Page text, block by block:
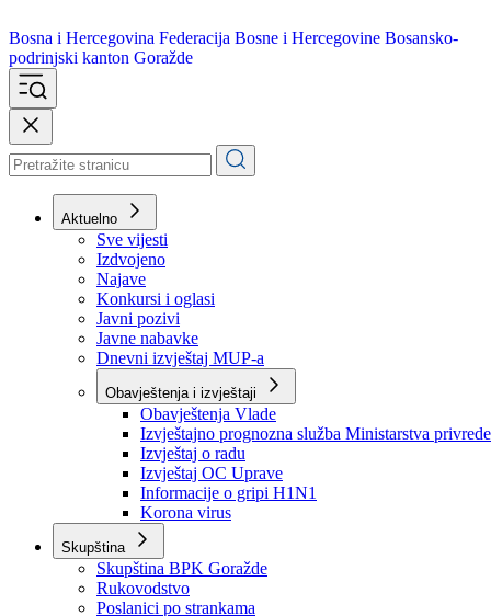
Bosna i Hercegovina
podrinjski kanton Goražde
Aktuelno
Sve vijesti
Izdvojeno
Najave
Konkursi i oglasi
Javni pozivi
Javne nabavke
Dnevni izvještaj MUP-a
Obavještenja i izvještaji
Obavještenja Vlade
Izvještajno prognozna služba Ministarstva privrede
Izvještaj o radu
Izvještaj OC Uprave
Informacije o gripi H1N1
Korona virus
Skupština